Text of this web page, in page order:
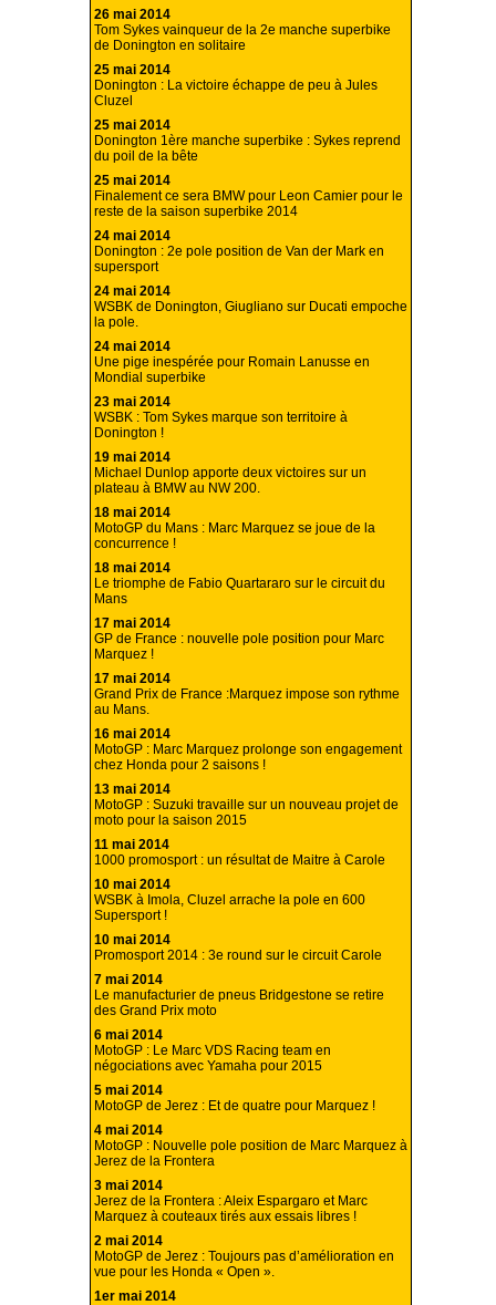
26 mai 2014
Tom Sykes vainqueur de la 2e manche superbike
de Donington en solitaire
25 mai 2014
Donington : La victoire échappe de peu à Jules
Cluzel
25 mai 2014
Donington 1ère manche superbike : Sykes reprend
du poil de la bête
25 mai 2014
Finalement ce sera BMW pour Leon Camier pour le
reste de la saison superbike 2014
24 mai 2014
Donington : 2e pole position de Van der Mark en
supersport
24 mai 2014
WSBK de Donington, Giugliano sur Ducati empoche
la pole.
24 mai 2014
Une pige inespérée pour Romain Lanusse en
Mondial superbike
23 mai 2014
WSBK : Tom Sykes marque son territoire à
Donington !
19 mai 2014
Michael Dunlop apporte deux victoires sur un
plateau à BMW au NW 200.
18 mai 2014
MotoGP du Mans : Marc Marquez se joue de la
concurrence !
18 mai 2014
Le triomphe de Fabio Quartararo sur le circuit du
Mans
17 mai 2014
GP de France : nouvelle pole position pour Marc
Marquez !
17 mai 2014
Grand Prix de France :Marquez impose son rythme
au Mans.
16 mai 2014
MotoGP : Marc Marquez prolonge son engagement
chez Honda pour 2 saisons !
13 mai 2014
MotoGP : Suzuki travaille sur un nouveau projet de
moto pour la saison 2015
11 mai 2014
1000 promosport : un résultat de Maitre à Carole
10 mai 2014
WSBK à Imola, Cluzel arrache la pole en 600
Supersport !
10 mai 2014
Promosport 2014 : 3e round sur le circuit Carole
7 mai 2014
Le manufacturier de pneus Bridgestone se retire
des Grand Prix moto
6 mai 2014
MotoGP : Le Marc VDS Racing team en
négociations avec Yamaha pour 2015
5 mai 2014
MotoGP de Jerez : Et de quatre pour Marquez !
4 mai 2014
MotoGP : Nouvelle pole position de Marc Marquez à
Jerez de la Frontera
3 mai 2014
Jerez de la Frontera : Aleix Espargaro et Marc
Marquez à couteaux tirés aux essais libres !
2 mai 2014
MotoGP de Jerez : Toujours pas d’amélioration en
vue pour les Honda « Open ».
1er mai 2014